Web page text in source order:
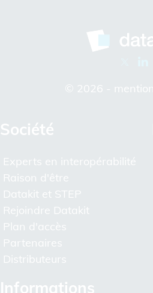
© 2026 -
Société
Experts en interopérabilité
Raison d'être
Datakit et STEP
Rejoindre Datakit
Plan d'accès
Partenaires
Distributeurs
Informations